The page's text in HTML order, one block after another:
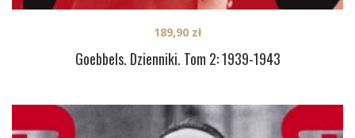
Goebbels. Dzienniki. Tom 2: 1939-1943
189,90 zł